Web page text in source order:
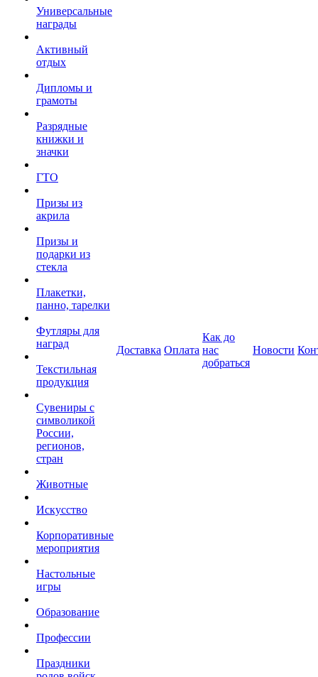
Универсальные
награды
Активный
отдых
Дипломы и
грамоты
Разрядные
книжки и
значки
ГТО
Призы из
акрила
Призы и
подарки из
стекла
Плакетки,
панно, тарелки
Футляры для
наград
Текстильная
продукция
Сувениры с
символикой
России,
регионов,
стран
Животные
Искусство
Корпоративные
мероприятия
Настольные
игры
Образование
Профессии
Праздники
Доставка Оплата
Как до
нас
добраться
Новости